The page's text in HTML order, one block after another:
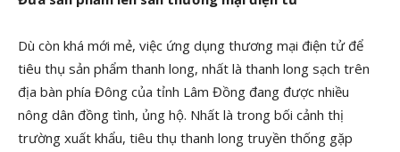
Dù còn khá mới mẻ, việc ứng dụng thương mại điện tử để
tiêu thụ sản phẩm thanh long, nhất là thanh long sạch trên
địa bàn phía Đông của tỉnh Lâm Đồng đang được nhiều
nông dân đồng tình, ủng hộ. Nhất là trong bối cảnh thị
trường xuất khẩu, tiêu thụ thanh long truyền thống gặp